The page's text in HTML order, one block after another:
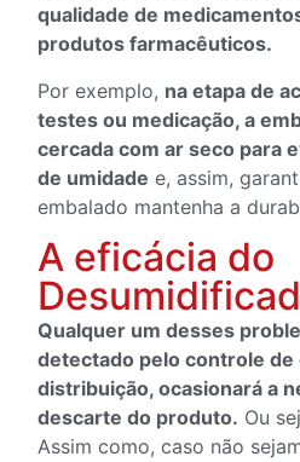
qualidade de
produtos farmacêuticos.
Por exemplo, na etapa de
testes ou medicação, a
cercada com ar seco para
de umidade e, assim,
embalado mantenha a
A eficácia do
Qualquer um desses
detectado pelo controle de
distribuição, ocasionará a
descarte do produto. Ou
Assim como, caso não